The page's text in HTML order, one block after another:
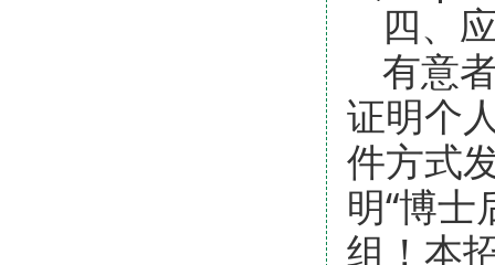
四、
有意
证明个
件方式
明“博
组！本